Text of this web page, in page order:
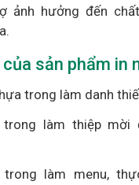
ảnh hưởng đến
sản phẩm in
trong làm danh
trong làm thiệp mời
trong làm menu,